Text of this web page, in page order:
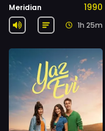
Meridian 1990
1h 25m